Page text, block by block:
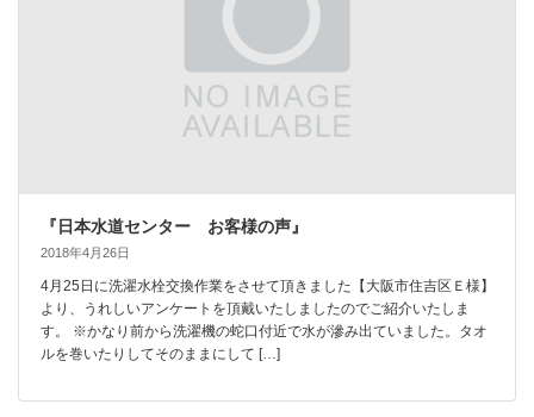
『日本水道センター お客様の声』
2018年4月26日
4月25日に洗濯水栓交換作業をさせて頂きました【大阪市住吉区Ｅ様】
より、うれしいアンケートを頂戴いたしましたのでご紹介いたしま
す。 ※かなり前から洗濯機の蛇口付近で水が滲み出ていました。タオ
ルを巻いたりしてそのままにして […]